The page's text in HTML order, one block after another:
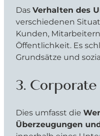
Das Verhalten des
verschiedenen
Kunden,
Öffentlichkeit. Es
Grundsätze und
3.
Dies umfasst die
Überzeugungen